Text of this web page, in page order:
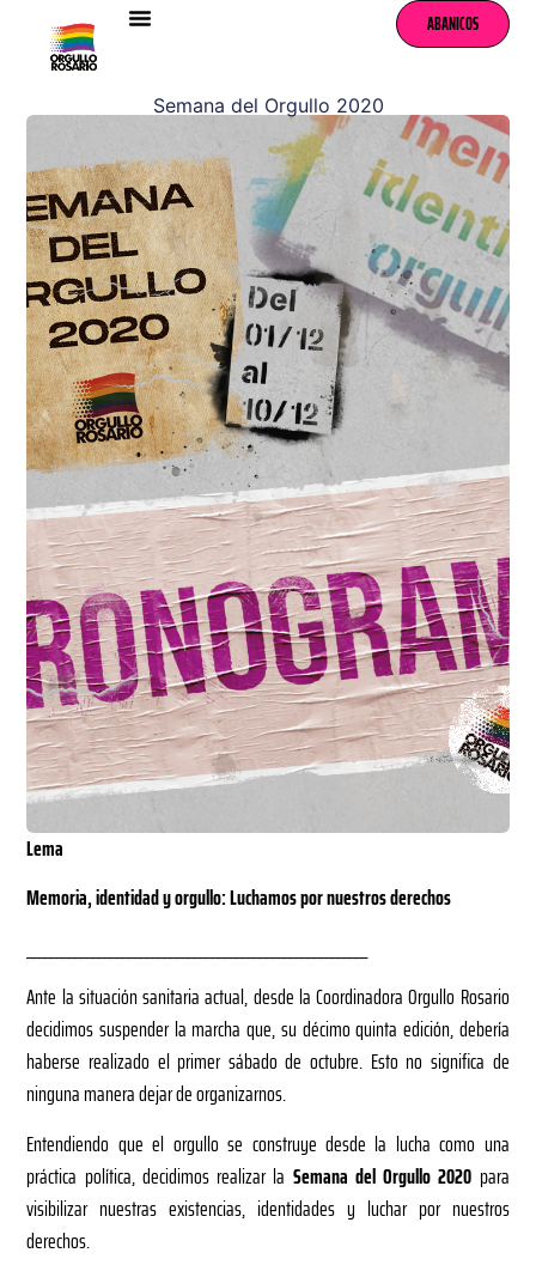
ABANICOS
Semana del Orgullo 2020
Lema
Memoria, identidad y orgullo: Luchamos por nuestros derechos
Ante la situación sanitaria actual, desde la Coordinadora Orgullo Rosario
decidimos suspender la marcha que, su décimo quinta edición, debería
haberse realizado el primer sábado de octubre. Esto no significa de
ninguna manera dejar de organizarnos.
Entendiendo que el orgullo se construye desde la lucha como una
práctica política, decidimos realizar la Semana del Orgullo 2020 para
visibilizar nuestras existencias, identidades y luchar por nuestros
derechos.